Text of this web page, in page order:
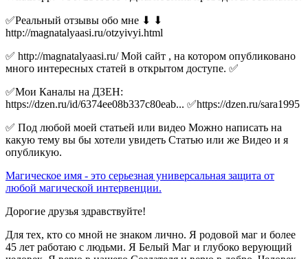
✅Реальный отзывы обо мне ⬇ ⬇
http://magnatalyaasi.ru/otzyivyi.html
✅ http://magnatalyaasi.ru/ Мой сайт , на котором опубликовано
много интересных статей в открытом доступе. ✅
✅Мои Каналы на ДЗЕН:
https://dzen.ru/id/6374ee08b337c80eab... ✅https://dzen.ru/sara1995
✅ Под любой моей статьей или видео Можно написать на
какую тему вы бы хотели увидеть Статью или же Видео и я
опубликую.
Магическое имя - это серьезная универсальная защита от
любой магической интервенции.
Дорогие друзья здравствуйте!
Для тех, кто со мной не знаком лично. Я родовой маг и более
45 лет работаю с людьми. Я Белый Маг и глубоко верующий